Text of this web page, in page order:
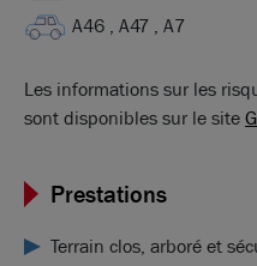
A46 , A47 , A7
Les informations sur les
sont disponibles sur le site
Prestations
Terrain clos, arboré et